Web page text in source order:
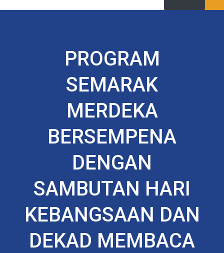
PROGRAM
SEMARAK
MERDEKA
BERSEMPENA
DENGAN
SAMBUTAN HARI
KEBANGSAAN DAN
DEKAD MEMBACA